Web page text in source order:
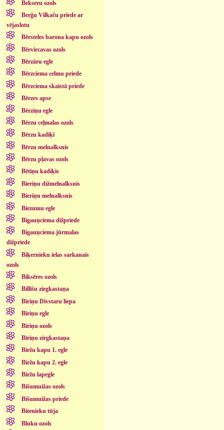
Bekseru ozols
Berģu Vilkaču priede ar
vējaslotu
Bērsteles barona kapu ozols
Bērvircavas ozols
Bērzāru egle
Bērzciema celmu priede
Bērzciema skaistā priede
Bērzes apse
Bērziņu egle
Bērzu ceļmalas ozols
Bērzu kadiķi
Bērzu melnalksnis
Bērzu pļavas ozols
Bētiņu kadiķis
Bieriņu dižmelnalksnis
Bieriņu melnalksnis
Biezumu egle
Bigauņciema dižpriede
Bigauņciema jūrmalas
dižpriede
Biķernieku ielas sarkanais
ozols
Biksēres ozols
Billīšu zirgkastaņa
Bīriņu Divstaru liepa
Bīriņu egle
Bīriņu ozols
Bīriņu zirgkastaņa
Biržu kapu 1. egle
Biržu kapu 2. egle
Biržu lapegle
Bišumuižas ozols
Bišumuižas priede
Bitenieku tūja
Bluku ozols